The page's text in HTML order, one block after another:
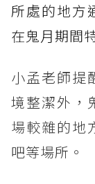
所處的地方
在鬼月期間
小孟老師提
境整潔外，
場較雜的地
吧等場所。